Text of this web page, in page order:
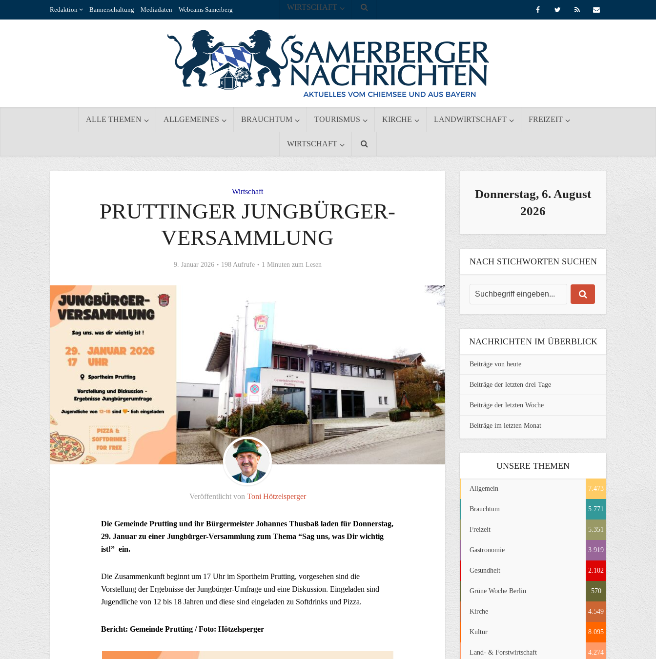
Redaktion Bannerschaltung Mediadaten Webcams Samerberg
ALLE THEMEN ALLGEMEINES BRAUCHTUM TOURISMUS KIRCHE LANDWIRTSCHAFT FREIZEIT
WIRTSCHAFT
WIRTSCHAFT
Wirtschaft
PRUTTINGER JUNGBÜRGER-
VERSAMMLUNG
9. Januar 2026 198 Aufrufe 1 Minuten zum Lesen
Veröffentlicht von Toni Hötzelsperger
Die Gemeinde Prutting und ihr Bürgermeister Johannes Thusbaß laden für Donnerstag,
29. Januar zu einer Jungbürger-Versammlung zum Thema “Sag uns, was Dir wichtig
ist!” ein.
Die Zusammenkunft beginnt um 17 Uhr im Sportheim Prutting, vorgesehen sind die
Vorstellung der Ergebnisse der Jungbürger-Umfrage und eine Diskussion. Eingeladen sind
Jugendliche von 12 bis 18 Jahren und diese sind eingeladen zu Softdrinks und Pizza.
Bericht: Gemeinde Prutting / Foto: Hötzelsperger
Donnerstag, 6. August
2026
NACH STICHWORTEN SUCHEN
NACHRICHTEN IM ÜBERBLICK
Beiträge von heute
Beiträge der letzten drei Tage
Beiträge der letzten Woche
Beiträge im letzten Monat
UNSERE THEMEN
Allgemein 7.473
Brauchtum 5.771
Freizeit 5.351
Gastronomie 3.919
Gesundheit 2.102
Grüne Woche Berlin 570
Kirche 4.549
Kultur 8.095
Land- & Forstwirtschaft 4.274